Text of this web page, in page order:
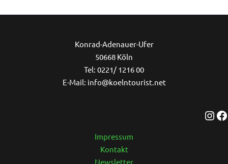
Konrad-Adenauer-Ufer
50668 Köln
Tel: 0221/ 1216 00
E-Mail: info@koelntourist.net
Impressum
Kontakt
Newsletter